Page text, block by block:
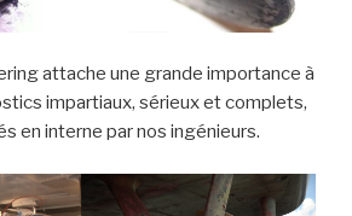
attache une grande importance à
impartiaux, sérieux et complets,
en interne par nos ingénieurs.